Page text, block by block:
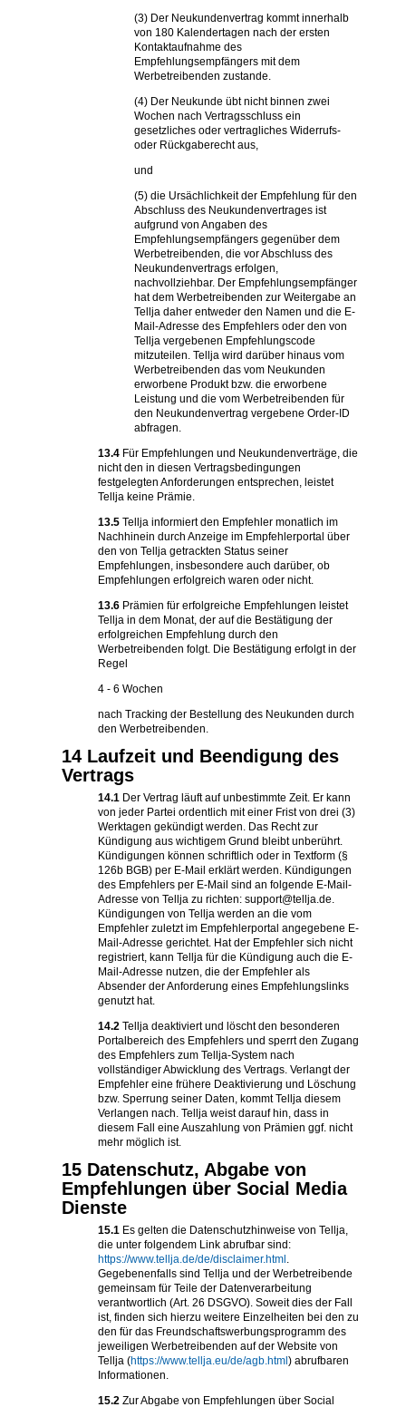
(3) Der Neukundenvertrag kommt innerhalb
von 180 Kalendertagen nach der ersten
Kontaktaufnahme des
Empfehlungsempfängers mit dem
Werbetreibenden zustande.
(4) Der Neukunde übt nicht binnen zwei
Wochen nach Vertragsschluss ein
gesetzliches oder vertragliches Widerrufs-
oder Rückgaberecht aus,
und
(5) die Ursächlichkeit der Empfehlung für den
Abschluss des Neukundenvertrages ist
aufgrund von Angaben des
Empfehlungsempfängers gegenüber dem
Werbetreibenden, die vor Abschluss des
Neukundenvertrags erfolgen,
nachvollziehbar. Der Empfehlungsempfänger
hat dem Werbetreibenden zur Weitergabe an
Tellja daher entweder den Namen und die E-
Mail-Adresse des Empfehlers oder den von
Tellja vergebenen Empfehlungscode
mitzuteilen. Tellja wird darüber hinaus vom
Werbetreibenden das vom Neukunden
erworbene Produkt bzw. die erworbene
Leistung und die vom Werbetreibenden für
den Neukundenvertrag vergebene Order-ID
abfragen.
13.4 Für Empfehlungen und Neukundenverträge, die
nicht den in diesen Vertragsbedingungen
festgelegten Anforderungen entsprechen, leistet
Tellja keine Prämie.
13.5 Tellja informiert den Empfehler monatlich im
Nachhinein durch Anzeige im Empfehlerportal über
den von Tellja getrackten Status seiner
Empfehlungen, insbesondere auch darüber, ob
Empfehlungen erfolgreich waren oder nicht.
13.6 Prämien für erfolgreiche Empfehlungen leistet
Tellja in dem Monat, der auf die Bestätigung der
erfolgreichen Empfehlung durch den
Werbetreibenden folgt. Die Bestätigung erfolgt in der
Regel
4 - 6 Wochen
nach Tracking der Bestellung des Neukunden durch
den Werbetreibenden.
14 Laufzeit und Beendigung des
Vertrags
14.1 Der Vertrag läuft auf unbestimmte Zeit. Er kann
von jeder Partei ordentlich mit einer Frist von drei (3)
Werktagen gekündigt werden. Das Recht zur
Kündigung aus wichtigem Grund bleibt unberührt.
Kündigungen können schriftlich oder in Textform (§
126b BGB) per E-Mail erklärt werden. Kündigungen
des Empfehlers per E-Mail sind an folgende E-Mail-
Adresse von Tellja zu richten: support@tellja.de.
Kündigungen von Tellja werden an die vom
Empfehler zuletzt im Empfehlerportal angegebene E-
Mail-Adresse gerichtet. Hat der Empfehler sich nicht
registriert, kann Tellja für die Kündigung auch die E-
Mail-Adresse nutzen, die der Empfehler als
Absender der Anforderung eines Empfehlungslinks
genutzt hat.
14.2 Tellja deaktiviert und löscht den besonderen
Portalbereich des Empfehlers und sperrt den Zugang
des Empfehlers zum Tellja-System nach
vollständiger Abwicklung des Vertrags. Verlangt der
Empfehler eine frühere Deaktivierung und Löschung
bzw. Sperrung seiner Daten, kommt Tellja diesem
Verlangen nach. Tellja weist darauf hin, dass in
diesem Fall eine Auszahlung von Prämien ggf. nicht
mehr möglich ist.
15 Datenschutz, Abgabe von
Empfehlungen über Social Media
Dienste
15.1 Es gelten die Datenschutzhinweise von Tellja,
die unter folgendem Link abrufbar sind:
https://www.tellja.de/de/disclaimer.html .
Gegebenenfalls sind Tellja und der Werbetreibende
gemeinsam für Teile der Datenverarbeitung
verantwortlich (Art. 26 DSGVO). Soweit dies der Fall
ist, finden sich hierzu weitere Einzelheiten bei den zu
den für das Freundschaftswerbungsprogramm des
jeweiligen Werbetreibenden auf der Website von
Tellja (https://www.tellja.eu/de/agb.html ) abrufbaren
Informationen.
15.2 Zur Abgabe von Empfehlungen über Social